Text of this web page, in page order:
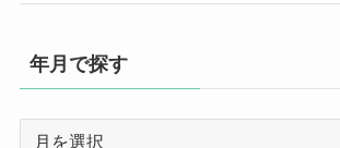
年月で探す